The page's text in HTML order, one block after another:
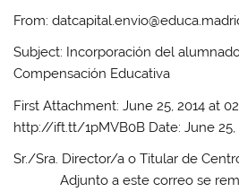
From:
Subject: Incorporación del
Compensación Educativa
First Attachment: June 25, 2014 at
http://ift.tt/1pMVB0B Date: June 25,
Sr./Sra. Director/a o Titular de
Adjunto a este correo se